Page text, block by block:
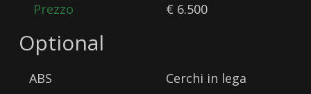
Prezzo
€ 6.500
Optional
ABS
Cerchi in lega